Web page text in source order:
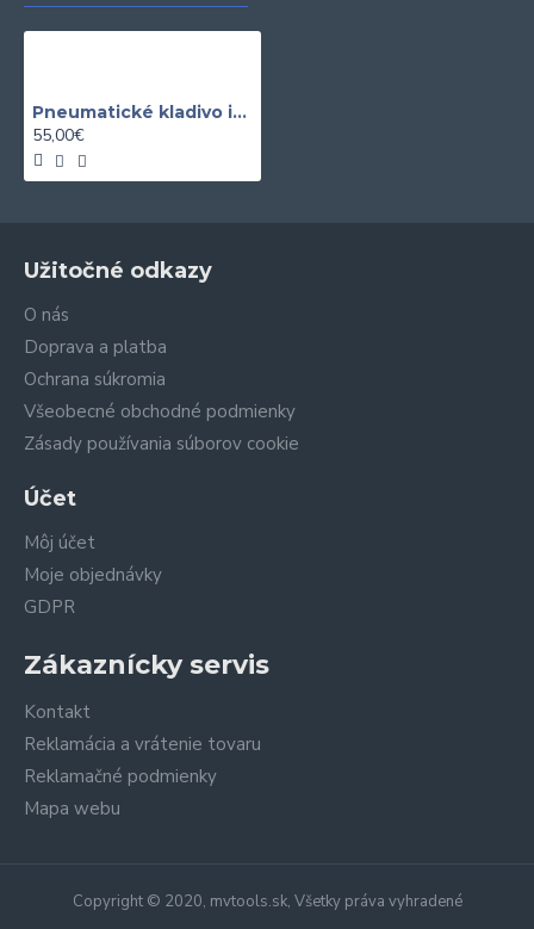
Pneumatické kladivo ihlové
55,00€
Užitočné odkazy
O nás
Doprava a platba
Ochrana súkromia
Všeobecné obchodné podmienky
Zásady používania súborov cookie
Účet
Môj účet
Moje objednávky
GDPR
Zákaznícky servis
Kontakt
Reklamácia a vrátenie tovaru
Reklamačné podmienky
Mapa webu
Copyright © 2020, mvtools.sk, Všetky práva vyhradené